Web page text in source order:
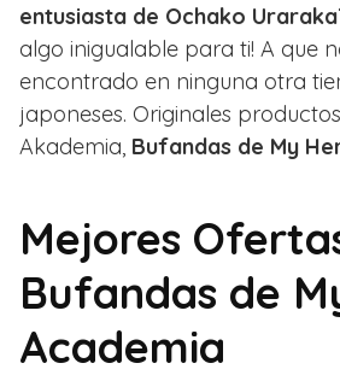
entusiasta de Ochako
algo inigualable para ti! A que
encontrado en ninguna otra
japoneses. Originales
Akademia, Bufandas de My
Mejores
Bufandas de
Academia